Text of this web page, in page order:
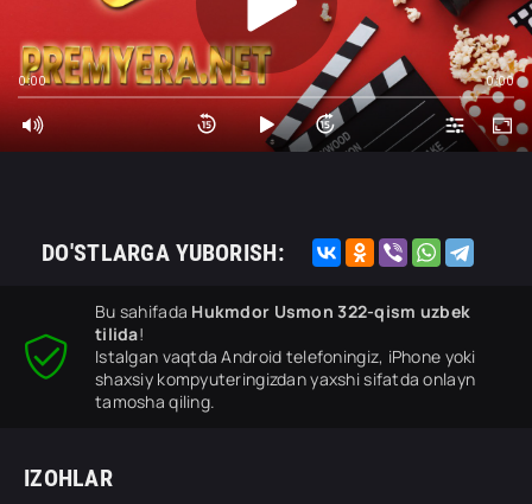
0:00 0:00
DO'STLARGA YUBORISH:
Bu sahifada Hukmdor Usmon 322-qism uzbek
tilida!
Istalgan vaqtda Android telefoningiz, iPhone yoki
shaxsiy kompyuteringizdan yaxshi sifatda onlayn
tamosha qiling.
IZOHLAR